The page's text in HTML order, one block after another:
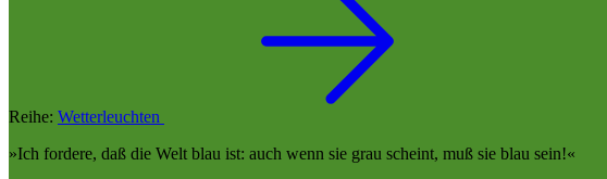
Reihe: Wetterleuchten
»Ich fordere, daß die Welt blau ist: auch wenn sie grau scheint, muß sie blau sein!«